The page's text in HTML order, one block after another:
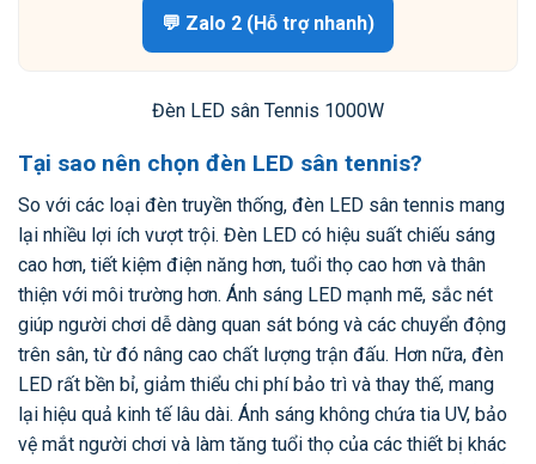
💬 Zalo 2 (Hỗ trợ nhanh)
Đèn LED sân Tennis 1000W
Tại sao nên chọn đèn LED sân tennis?
So với các loại đèn truyền thống, đèn LED sân tennis mang
lại nhiều lợi ích vượt trội. Đèn LED có hiệu suất chiếu sáng
cao hơn, tiết kiệm điện năng hơn, tuổi thọ cao hơn và thân
thiện với môi trường hơn. Ánh sáng LED mạnh mẽ, sắc nét
giúp người chơi dễ dàng quan sát bóng và các chuyển động
trên sân, từ đó nâng cao chất lượng trận đấu. Hơn nữa, đèn
LED rất bền bỉ, giảm thiểu chi phí bảo trì và thay thế, mang
lại hiệu quả kinh tế lâu dài. Ánh sáng không chứa tia UV, bảo
vệ mắt người chơi và làm tăng tuổi thọ của các thiết bị khác